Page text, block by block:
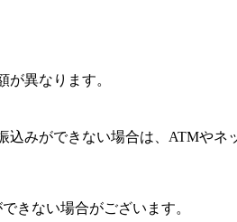
異なります。
みができない場合は、ATMやネ
きない場合がございます。